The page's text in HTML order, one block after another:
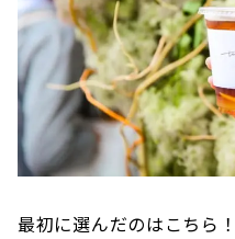
最初に選んだのはこちら